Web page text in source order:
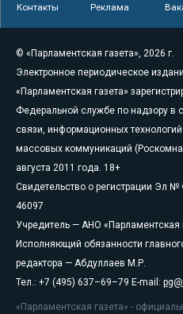
Контакты Реклама
© «Парламентская газета», 2026 г.
Электронное периодическое
«Парламентская газета»
Федеральной службе по надзору в
связи, информационных технологий
массовых коммуникаций
августа 2011 года. 18+
Свидетельство о регистрации Эл
46097
Учредитель — АНО «Парламентская
Исполняющий обязанности
редактора — Абдуллаев М.Р.
Тел.: +7 (495) 637–69–79 E-mail:
«Парламентская газета» -